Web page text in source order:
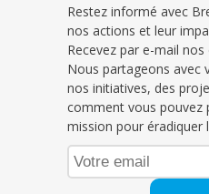
Restez informé avec
nos actions et leur
Recevez par e-mail
Nous partageons avec
nos initiatives, des
comment vous pouvez
mission pour éradiquer